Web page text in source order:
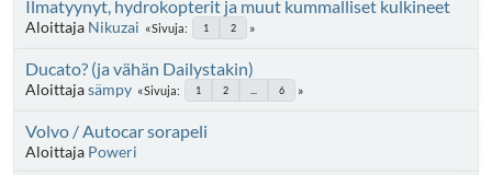
Ilmatyynyt, hydrokopterit ja muut kummalliset kulkineet
Aloittaja Nikuzai Sivuja 1 2
Ducato? (ja vähän Dailystakin)
Aloittajasämpy Sivuja 1 2 6
Volvo / Autocar sorapeli
Aloittaja Poweri